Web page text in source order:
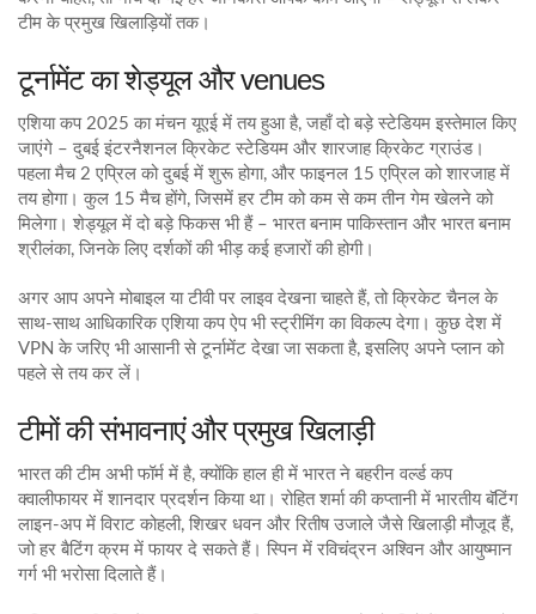
टीम के प्रमुख खिलाड़ियों तक।
टूर्नामेंट का शेड्यूल और venues
एशिया कप 2025 का मंचन यूएई में तय हुआ है, जहाँ दो बड़े स्टेडियम इस्तेमाल किए
जाएंगे – दुबई इंटरनैशनल क्रिकेट स्टेडियम और शारजाह क्रिकेट ग्राउंड।
पहला मैच 2 एप्रिल को दुबई में शुरू होगा, और फाइनल 15 एप्रिल को शारजाह में
तय होगा। कुल 15 मैच होंगे, जिसमें हर टीम को कम से कम तीन गेम खेलने को
मिलेगा। शेड्यूल में दो बड़े फिकस भी हैं – भारत बनाम पाकिस्तान और भारत बनाम
श्रीलंका, जिनके लिए दर्शकों की भीड़ कई हजारों की होगी।
अगर आप अपने मोबाइल या टीवी पर लाइव देखना चाहते हैं, तो क्रिकेट चैनल के
साथ-साथ आधिकारिक एशिया कप ऐप भी स्ट्रीमिंग का विकल्प देगा। कुछ देश में
VPN के जरिए भी आसानी से टूर्नामेंट देखा जा सकता है, इसलिए अपने प्लान को
पहले से तय कर लें।
टीमों की संभावनाएं और प्रमुख खिलाड़ी
भारत की टीम अभी फॉर्म में है, क्योंकि हाल ही में भारत ने बहरीन वर्ल्ड कप
क्वालीफायर में शानदार प्रदर्शन किया था। रोहित शर्मा की कप्तानी में भारतीय बॅटिंग
लाइन‑अप में विराट कोहली, शिखर धवन और रितीष उजाले जैसे खिलाड़ी मौजूद हैं,
जो हर बैटिंग क्रम में फायर दे सकते हैं। स्पिन में रविचंद्रन अश्विन और आयुष्मान
गर्ग भी भरोसा दिलाते हैं।